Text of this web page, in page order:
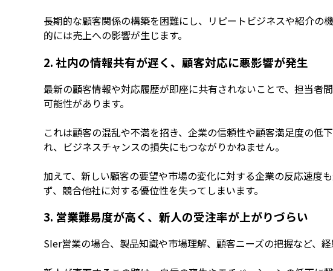
長期的な顧客関係の構築を困難にし、リピートビジネスや紹介の
的には売上への影響が生じます。
2. 社内の情報共有が遅く、顧客対応に悪影響が発生
最新の顧客情報や対応履歴が即座に共有されないことで、担当者
可能性があります。
これは顧客の混乱や不満を招き、企業の信頼性や顧客満足度の低
れ、ビジネスチャンスの損失にもつながりかねません。
加えて、新しい顧客の要望や市場の変化に対する企業の反応速度
ず、競合他社に対する優位性を失ってしまいます。
3. 営業難易度が高く、新人の受注率が上がりづらい
SIer営業の場合、製品知識や市場理解、顧客ニーズの把握など、